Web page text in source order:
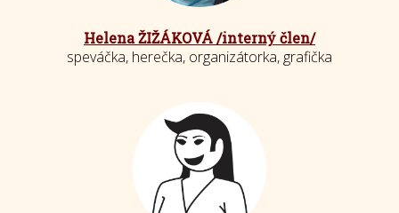
Helena ŽIŽÁKOVÁ /interný člen/
speváčka, herečka, organizátorka, grafička